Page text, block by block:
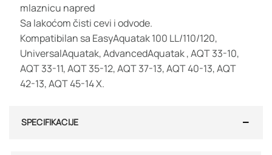
mlaznicu napred
Sa lakoćom čisti cevi i odvode.
Kompatibilan sa EasyAquatak 100 LL/110/120,
UniversalAquatak, AdvancedAquatak , AQT 33-10,
AQT 33-11, AQT 35-12, AQT 37-13, AQT 40-13, AQT
42-13, AQT 45-14 X.
SPECIFIKACIJE